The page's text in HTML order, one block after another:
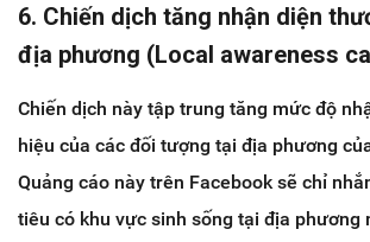
6. Chiến dịch tăng nhận diện
địa phương (Local awareness
Chiến dịch này tập trung tăng mức độ
hiệu của các đối tượng tại địa phương
Quảng cáo này trên Facebook sẽ chỉ
tiêu có khu vực sinh sống tại địa phương